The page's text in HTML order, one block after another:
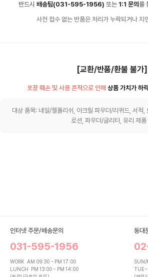
반드시 배송팀(031-595-1956) 또는 1:1 문의 를
사전 접수 없는 반품은 처리가 누락되거나 지
[교환/반품/환불 불가]
포장 훼손 및 사용 흔적으로 인해 상품 가치가 하
대상 품목: 네일/젤폴리쉬, 아크릴 파우더/리퀴드, 서적,
로션, 파우더/글리터, 유리 제품
인터넷 주문/배송문의
031-595-1956
WORK AM 09:30 ~ PM 17:00
LUNCH PM 13:00 ~ PM 14:00
동대
SUN/